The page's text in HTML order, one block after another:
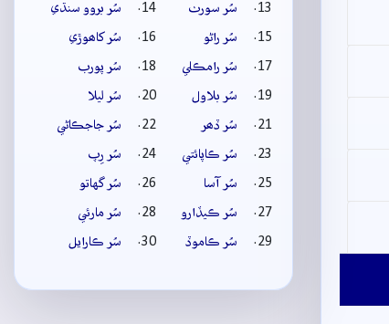
سُر سورٺ
سُر بروو سنڌي
سُر راڻو
سُر کاھوڙي
سُر رامڪلي
سُر پورب
سُر بلاول
سُر ليلا
سُر ڏھر
سُر جاجڪاڻي
سُر ڪاپائتي
سُر رِپ
سُر آسا
سُر گهاتو
سُر ڪيڏارو
سُر مارئي
سُر ڪاموڏ
سُر ڪارايل